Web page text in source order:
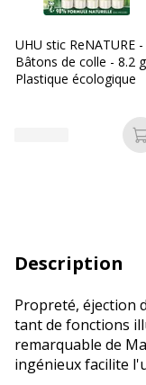
UHU stic ReNATURE -
Bâtons de colle - 8.2
Plastique écologique
Description
Propreté, éjection
tant de fonctions
remarquable de
ingénieux facilite